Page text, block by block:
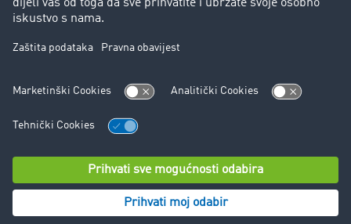
Zaštita podataka
Kolačić-Postavke
Podrška
© TIMOCOM GmbH 2026. Sva prava pridržana